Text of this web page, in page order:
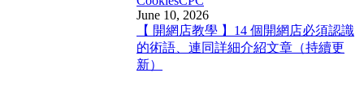
June 10, 2026
【 開網店教學 】14 個開網店必須認識
的術語、連同詳細介紹文章（持續更
新）